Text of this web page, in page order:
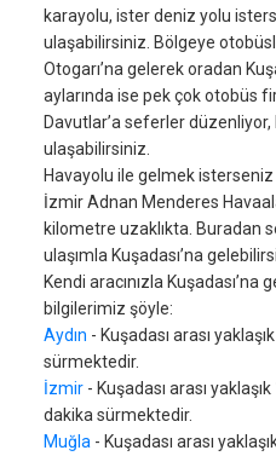
karayolu, ister deniz yolu
ulaşabilirsiniz. Bölgeye
Otogarı’na gelerek oradan
aylarında ise pek çok otobüs
Davutlar’a seferler
ulaşabilirsiniz.
Havayolu ile gelmek isterseniz
İzmir Adnan Menderes
kilometre uzaklıkta. Buradan
ulaşımla Kuşadası’na
Kendi aracınızla Kuşadası’na
bilgilerimiz şöyle:
Aydın - Kuşadası arası
sürmektedir.
İzmir - Kuşadası arası
dakika sürmektedir.
Muğla - Kuşadası arası